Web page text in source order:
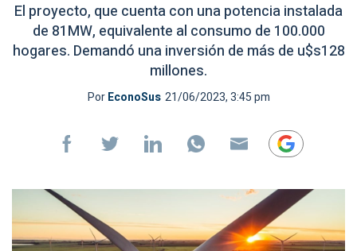
El proyecto, que cuenta con una potencia instalada
de 81MW, equivalente al consumo de 100.000
hogares. Demandó una inversión de más de u$s128
millones.
PorEconoSus 21/06/2023, 3:45 pm